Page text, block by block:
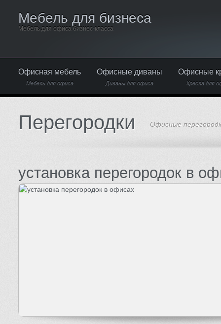
Мебель для бизнеса
Мебель для офиса бизнес-класса
Офисная мебель
Мебель для офиса
Офисные диваны
Диваны для офиса
Офисные
Кресла для
Перегородки Офисные
установка перегородок в